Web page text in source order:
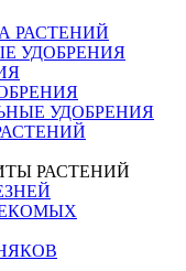
РАСТЕНИЙ
УДОБРЕНИЯ
УДОБРЕНИЯ
РАСТЕНИЙ